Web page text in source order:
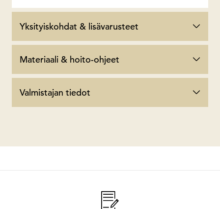
Yksityiskohdat & lisävarusteet
Materiaali & hoito-ohjeet
Valmistajan tiedot